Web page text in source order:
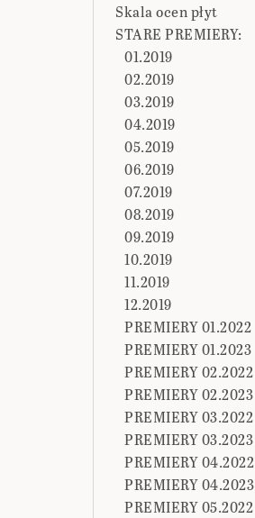
Skala ocen płyt
STARE PREMIERY:
01.2019
02.2019
03.2019
04.2019
05.2019
06.2019
07.2019
08.2019
09.2019
10.2019
11.2019
12.2019
PREMIERY 01.2022
PREMIERY 01.2023
PREMIERY 02.2022
PREMIERY 02.2023
PREMIERY 03.2022
PREMIERY 03.2023
PREMIERY 04.2022
PREMIERY 04.2023
PREMIERY 05.2022